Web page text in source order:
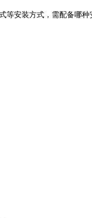
安装方式，需配备哪种